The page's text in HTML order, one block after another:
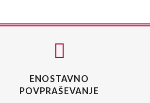
ENOSTAVNO
POVPRAŠEVANJE